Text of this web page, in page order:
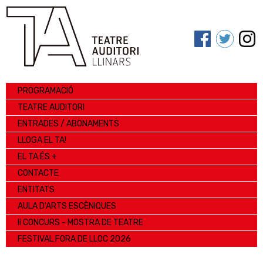
PROGRAMACIÓ
TEATRE AUDITORI
ENTRADES / ABONAMENTS
LLOGA EL TA!
EL TA ÉS +
CONTACTE
ENTITATS
AULA D'ARTS ESCÈNIQUES
II CONCURS - MOSTRA DE TEATRE
FESTIVAL FORA DE LLOC 2026